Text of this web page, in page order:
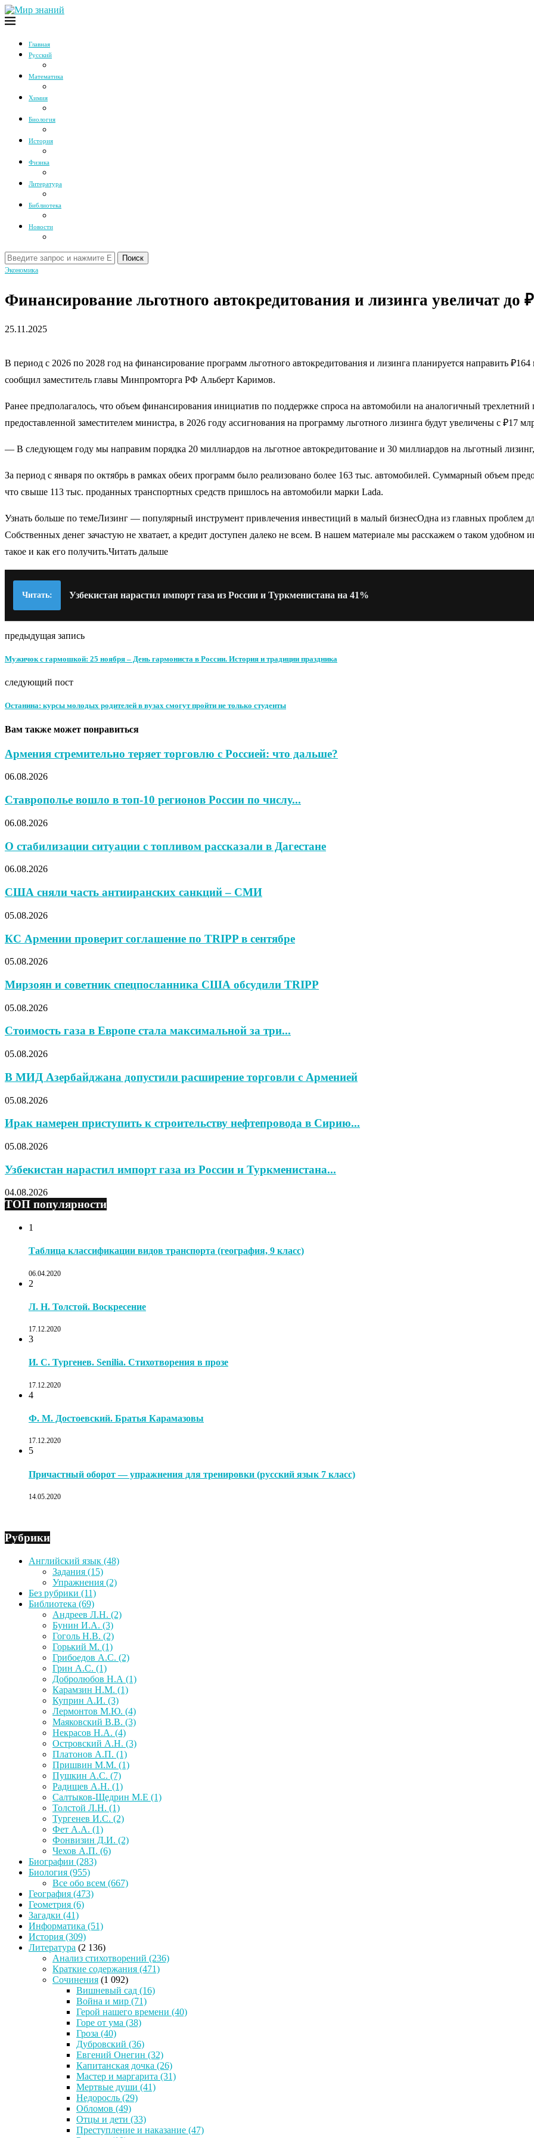
Главная
Русский
Математика
Химия
Биология
История
Физика
Литература
Библиотека
Новости
Поиск
Экономика
Финансирование льготного автокредитования и лизинга увеличат до
25.11.2025
В период с 2026 по 2028 год на финансирование программ льготного автокредитования и лизинга планируется направить
сообщил заместитель главы Минпромторга РФ Альберт Каримов.
Ранее предполагалось, что объем финансирования инициатив по поддержке спроса на автомобили на аналогичный
предоставленной заместителем министра, в 2026 году ассигнования на программу льготного лизинга будут увеличены с ₽17
— В следующем году мы направим порядка 20 миллиардов на льготное автокредитование и 30 миллиардов на льготный
За период с января по октябрь в рамках обеих программ было реализовано более 163 тыс. автомобилей. Суммарный объем
что свыше 113 тыс. проданных транспортных средств пришлось на автомобили марки Lada.
Узнать больше по темеЛизинг — популярный инструмент привлечения инвестиций в малый бизнесОдна из главных проблем
Собственных денег зачастую не хватает, а кредит доступен далеко не всем. В нашем материале мы расскажем о таком удобном
такое и как его получить.Читать дальше
Читать: Узбекистан нарастил импорт газа из России и Туркменистана на 41%
предыдущая запись
Мужичок с гармошкой: 25 ноября – День гармониста в России. История и традиции праздника
следующий пост
Останина: курсы молодых родителей в вузах смогут пройти не только студенты
Вам также может понравиться
Армения стремительно теряет торговлю с Россией: что дальше?
06.08.2026
Ставрополье вошло в топ-10 регионов России по числу...
06.08.2026
О стабилизации ситуации с топливом рассказали в Дагестане
06.08.2026
США сняли часть антииранских санкций – СМИ
05.08.2026
КС Армении проверит соглашение по TRIPP в сентябре
05.08.2026
Мирзоян и советник спецпосланника США обсудили TRIPP
05.08.2026
Стоимость газа в Европе стала максимальной за три...
05.08.2026
В МИД Азербайджана допустили расширение торговли с Арменией
05.08.2026
Ирак намерен приступить к строительству нефтепровода в Сирию...
05.08.2026
Узбекистан нарастил импорт газа из России и Туркменистана...
04.08.2026
ТОП популярности
1
Таблица классификации видов транспорта (география, 9 класс)
06.04.2020
2
Л. Н. Толстой. Воскресение
17.12.2020
3
И. С. Тургенев. Senilia. Стихотворения в прозе
17.12.2020
4
Ф. М. Достоевский. Братья Карамазовы
17.12.2020
5
Причастный оборот — упражнения для тренировки (русский язык 7 класс)
14.05.2020
Рубрики
Английский язык (48)
Задания (15)
Упражнения (2)
Без рубрики (11)
Библиотека (69)
Андреев Л.Н. (2)
Бунин И.А. (3)
Гоголь Н.В. (2)
Горький М. (1)
Грибоедов А.С. (2)
Грин А.С. (1)
Добролюбов Н.А (1)
Карамзин Н.М. (1)
Куприн А.И. (3)
Лермонтов М.Ю. (4)
Маяковский В.В. (3)
Некрасов Н.А. (4)
Островский А.Н. (3)
Платонов А.П. (1)
Пришвин М.М. (1)
Пушкин А.С. (7)
Радищев А.Н. (1)
Салтыков-Щедрин М.Е (1)
Толстой Л.Н. (1)
Тургенев И.С. (2)
Фет А.А. (1)
Фонвизин Д.И. (2)
Чехов А.П. (6)
Биографии (283)
Биология (955)
Все обо всем (667)
География (473)
Геометрия (6)
Загадки (41)
Информатика (51)
История (309)
Литература (2 136)
Анализ стихотворений (236)
Краткие содержания (471)
Сочинения (1 092)
Вишневый сад (16)
Война и мир (71)
Герой нашего времени (40)
Горе от ума (38)
Гроза (40)
Дубровский (36)
Евгений Онегин (32)
Капитанская дочка (26)
Мастер и маргарита (31)
Мертвые души (41)
Недоросль (29)
Обломов (49)
Отцы и дети (33)
Преступление и наказание (47)